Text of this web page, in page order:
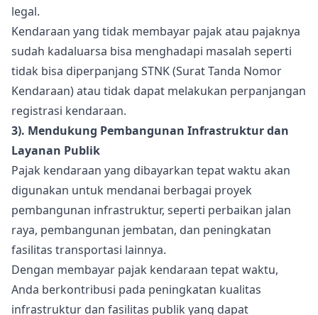
legal.
Kendaraan yang tidak membayar pajak atau pajaknya
sudah kadaluarsa bisa menghadapi masalah seperti
tidak bisa diperpanjang STNK (Surat Tanda Nomor
Kendaraan) atau tidak dapat melakukan perpanjangan
registrasi kendaraan.
3). Mendukung Pembangunan Infrastruktur dan
Layanan Publik
Pajak kendaraan yang dibayarkan tepat waktu akan
digunakan untuk mendanai berbagai proyek
pembangunan infrastruktur, seperti perbaikan jalan
raya, pembangunan jembatan, dan peningkatan
fasilitas transportasi lainnya.
Dengan membayar pajak kendaraan tepat waktu,
Anda berkontribusi pada peningkatan kualitas
infrastruktur dan fasilitas publik yang dapat